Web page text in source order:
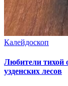
Калейдоскоп
Любители тихой
узденских лесов